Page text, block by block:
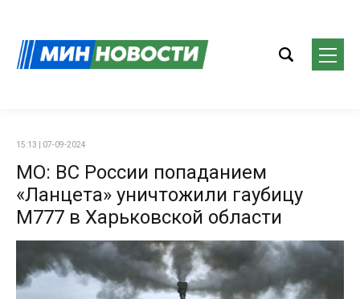
15:13 | 07-09-2024
МО: ВС России попаданием
«Ланцета» уничтожили гаубицу
M777 в Харьковской области